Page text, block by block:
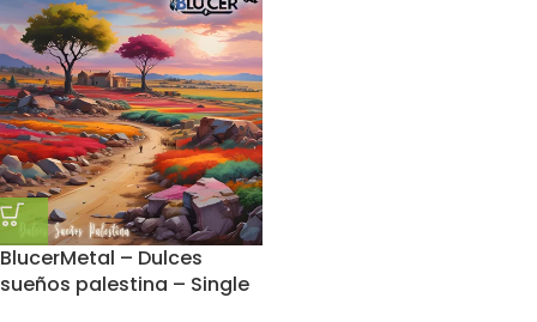
BlucerMetal – Dulces
sueños palestina – Single